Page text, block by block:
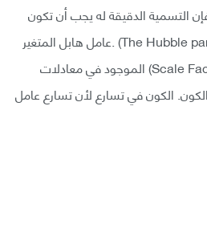
التسمية الدقيقة له يجب أن تكون
(عامل هابل المتغير- The Hubble parameter) .عامل هابل المتغير
يعتمد على عامل التحجيم (Scale Factor) الموجود في معادلات
الكون في تسارع لأن تسارع عامل